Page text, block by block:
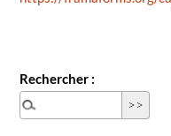
Rechercher :